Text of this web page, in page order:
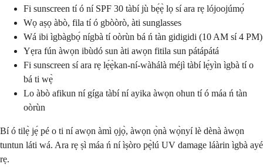
Fi sunscreen tí ó ní SPF 30 tàbí jù bẹ́ẹ̀ lọ sí ara rẹ lójoojúmọ́
Wọ aṣọ àbò, fila tí ó gbòòrò, àti sunglasses
Wá ibi ìgbàgbọ́ nígbà tí oòrùn bá ń tàn gidigidi (10 AM sí 4 PM)
Yẹra fún àwọn ibùdó sun àti awọn fitila sun pátápátá
Fi sunscreen sí ara rẹ lẹ́ẹ̀kan-ní-wàhálà méjì tàbí lẹ́yìn ìgbà tí o
bá ti wẹ̀
Lo àbò afikun ní gíga tàbí ní ayika àwọn ohun tí ó máa ń tàn
oòrùn
Bí ó tilẹ̀ jẹ́ pé o ti ní awọn àmì ọjọ̀, àwọn ọ̀nà wọ̀nyí lè dènà àwọn
tuntun láti wá. Ara rẹ ṣì máa ń ní ìṣòro pẹ̀lú UV damage láàrin ìgbà ayé
rẹ.